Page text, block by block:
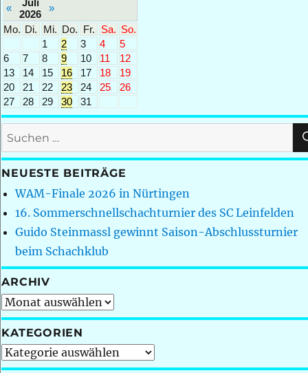
«
Juli
2026
»
Mo. Di. Mi. Do. Fr. Sa. So.
1
2 3 4
5
6
7 8 9 10 11
12
13
14 15 16 17 18
19
20
21 22 23 24 25
26
27
28 29 30 31
Suchen
nach:
NEUESTE BEITRÄGE
WAM-Finale 2026 in Nürtingen
16. Sommerschnellschachturnier des SC Leinfelden
Guido Steinmassl gewinnt Saison-Abschlussturnier
beim Schachklub
ARCHIV
Archiv
KATEGORIEN
Kategorien